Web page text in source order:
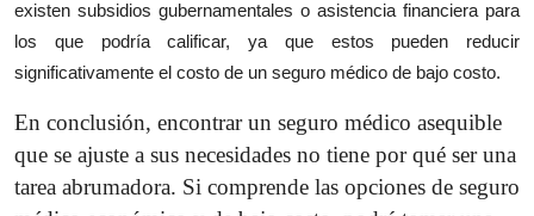
existen subsidios gubernamentales o asistencia financiera para
los que podría calificar, ya que estos pueden reducir
significativamente el costo de un seguro médico de bajo costo.
En conclusión, encontrar un seguro médico asequible
que se ajuste a sus necesidades no tiene por qué ser una
tarea abrumadora. Si comprende las opciones de seguro